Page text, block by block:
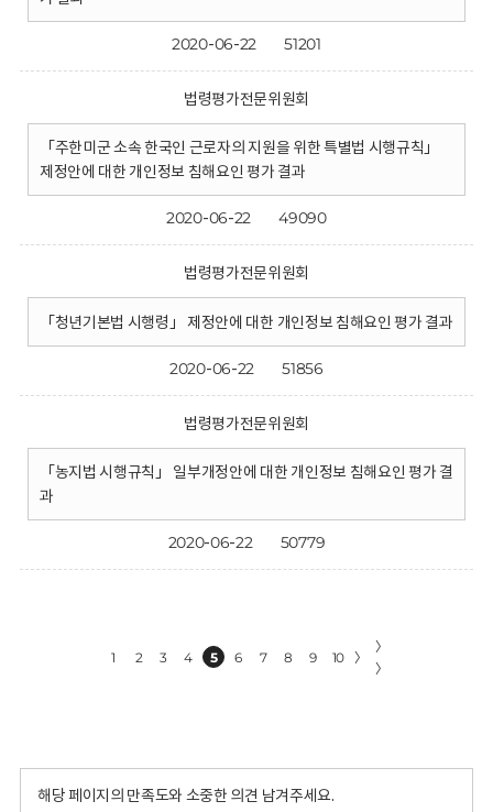
2020-06-22 51201
법령평가전문위원회
「주한미군 소속 한국인 근로자의 지원을 위한 특별법 시행규칙」
제정안에 대한 개인정보 침해요인 평가 결과
2020-06-22 49090
법령평가전문위원회
「청년기본법 시행령」 제정안에 대한 개인정보 침해요인 평가 결과
2020-06-22 51856
법령평가전문위원회
「농지법 시행규칙」 일부개정안에 대한 개인정보 침해요인 평가 결
과
2020-06-22 50779
1 2 3 4 5 6 7 8 9 10 〉
〉
〉
해당 페이지의 만족도와 소중한 의견 남겨주세요.